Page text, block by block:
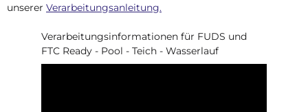
unserer Verarbeitungsanleitung.
Verarbeitungsinformationen für FUDS und
FTC Ready - Pool - Teich - Wasserlauf